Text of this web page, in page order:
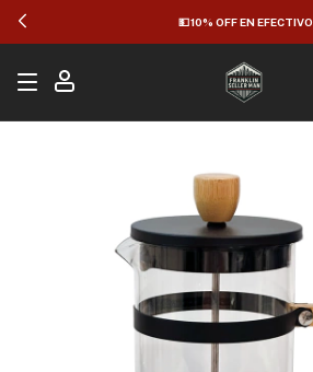
💵 10% OFF EN EFECTIVO